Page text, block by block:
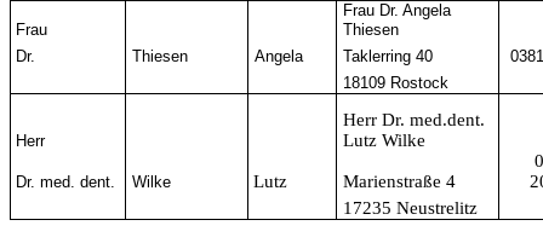
Frau
Frau Dr. Angela
Thiesen
Dr.
Thiesen Angela Taklerring 40
18109 Rostock
Herr
Herr Dr. med.dent.
Lutz Wilke
Dr. med. dent. Wilke Lutz Marienstraße 4
17235 Neustrelitz